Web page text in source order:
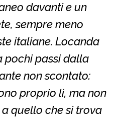
davanti e un
sempre meno
italiane. Locanda
pochi passi dalla
non scontato:
proprio lì, ma non
quello che si trova